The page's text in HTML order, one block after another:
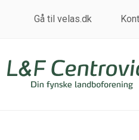
Gå til velas.dk